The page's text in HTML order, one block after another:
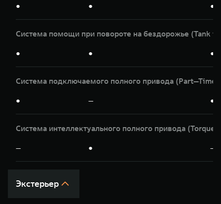
● ● ●
Система помощи при повороте на бездорожье (Tank
● ● ●
Система подключаемого полного привода (Part—Time)
● — ●
Система интеллектуального полного привода
— ● —
Экстерьер